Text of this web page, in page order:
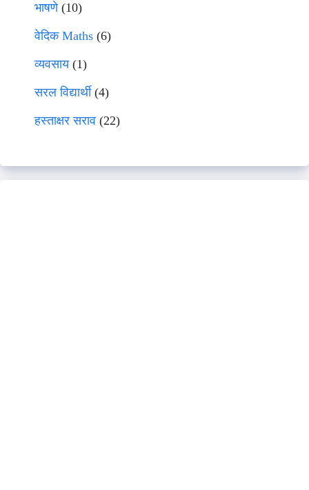
भाषणे(10)
वेदिक Maths (6)
व्यवसाय(1)
सरल विद्यार्थी(4)
हस्ताक्षर सराव (22)